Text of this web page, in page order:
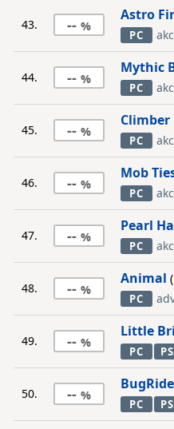
43. --
Astro
PC
44. --
Mythic
PC
45. --
Climber
PC
46. --
Mob
PC
47. --
Pearl
PC
48. --
Animal
PC
49. --
Little
PC
50. --
PC